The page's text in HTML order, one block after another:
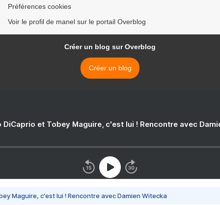
Préférences cookies
Voir le profil de manel sur le portail Overblog
Créer un blog sur Overblog
Créer un blog
DiCaprio et Tobey Maguire, c'est lui ! Rencontre avec
Maguire, c'est lui ! Rencontre avec Damien Witecka